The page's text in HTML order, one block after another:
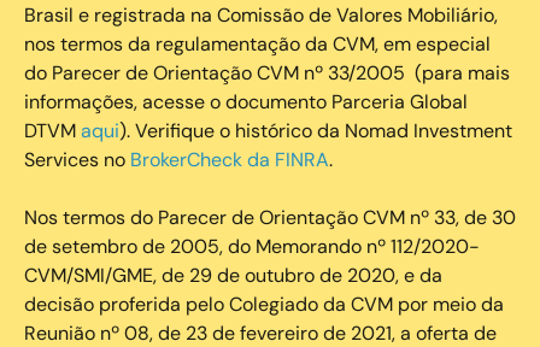
Brasil e registrada na Comissão de Valores Mobiliário,
nos termos da regulamentação da CVM, em especial
do Parecer de Orientação CVM nº 33/2005 (para mais
informações, acesse o documento Parceria Global
DTVMaqui). Verifique o histórico da Nomad Investment
Services no BrokerCheck da FINRA.
Nos termos do Parecer de Orientação CVM nº 33, de 30
de setembro de 2005, do Memorando nº 112/2020-
CVM/SMI/GME, de 29 de outubro de 2020, e da
decisão proferida pelo Colegiado da CVM por meio da
Reunião nº 08, de 23 de fevereiro de 2021, a oferta de